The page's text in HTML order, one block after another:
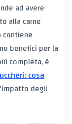
ad avere
alla carne
contiene
benefici per la
completa, è
cosa
degli